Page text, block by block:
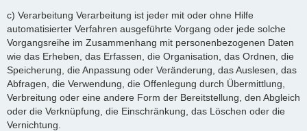
c) Verarbeitung Verarbeitung ist jeder mit oder ohne Hilfe
automatisierter Verfahren ausgeführte Vorgang oder jede solche
Vorgangsreihe im Zusammenhang mit personenbezogenen Daten
wie das Erheben, das Erfassen, die Organisation, das Ordnen, die
Speicherung, die Anpassung oder Veränderung, das Auslesen, das
Abfragen, die Verwendung, die Offenlegung durch Übermittlung,
Verbreitung oder eine andere Form der Bereitstellung, den Abgleich
oder die Verknüpfung, die Einschränkung, das Löschen oder die
Vernichtung.